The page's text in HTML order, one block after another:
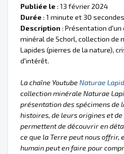
Publiée le : 13 février 2024
Durée : 1 minute et 30 secondes
Description : Présentation
minéral de Schorl, collection de
Lapides (pierres de la nature),
d'intérêt.
La chaîne Youtube Naturae
collection minérale Naturae
présentation des spécimens de
histoires, de leurs origines et
permettent de découvrir en
ce que la Terre peut nous offrir,
humain peut en faire pour